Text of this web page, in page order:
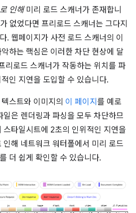
인해미리 로드 스캐너가 존재합니
없었다면 프리로드 스캐너는 그다지
. 웹페이지가 사전 로드 스캐너의 이
하는 핵심은 이러한 차단 현상에 달
리로드 스캐너가 작동하는 위치를 파
인 지연을 도입할 수 있습니다.
스트와 이미지의 이 페이지 를 예로
일은 렌더링과 파싱을 모두 차단하므
스타일시트에 2초의 인위적인 지연을
인해 네트워크 워터폴에서 미리 로드
더 쉽게 확인할 수 있습니다.